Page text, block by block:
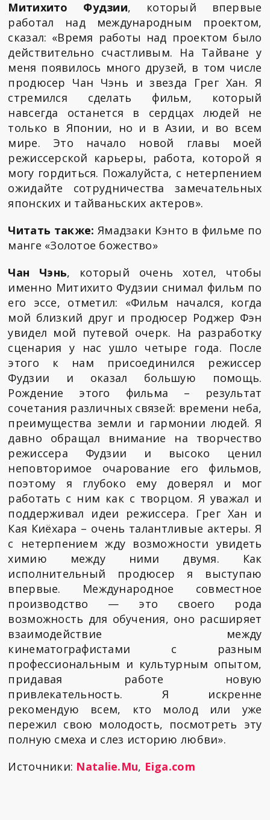
Митихито Фудзии, который впервые
работал над международным проектом,
сказал: «Время работы над проектом было
действительно счастливым. На Тайване у
меня появилось много друзей, в том числе
продюсер Чан Чэнь и звезда Грег Хан. Я
стремился сделать фильм, который
навсегда останется в сердцах людей не
только в Японии, но и в Азии, и во всем
мире. Это начало новой главы моей
режиссерской карьеры, работа, которой я
могу гордиться. Пожалуйста, с нетерпением
ожидайте сотрудничества замечательных
японских и тайваньских актеров».
Читать также: Ямадзаки Кэнто в фильме по
манге «Золотое божество»
Чан Чэнь, который очень хотел, чтобы
именно Митихито Фудзии снимал фильм по
его эссе, отметил: «Фильм начался, когда
мой близкий друг и продюсер Роджер Фэн
увидел мой путевой очерк. На разработку
сценария у нас ушло четыре года. После
этого к нам присоединился режиссер
Фудзии и оказал большую помощь.
Рождение этого фильма – результат
сочетания различных связей: времени неба,
преимущества земли и гармонии людей. Я
давно обращал внимание на творчество
режиссера Фудзии и высоко ценил
неповторимое очарование его фильмов,
поэтому я глубоко ему доверял и мог
работать с ним как с творцом. Я уважал и
поддерживал идеи режиссера. Грег Хан и
Кая Киёхара – очень талантливые актеры. Я
с нетерпением жду возможности увидеть
химию между ними двумя. Как
исполнительный продюсер я выступаю
впервые. Международное совместное
производство — это своего рода
возможность для обучения, оно расширяет
взаимодействие между
кинематографистами с разным
профессиональным и культурным опытом,
придавая работе новую
привлекательность. Я искренне
рекомендую всем, кто молод или уже
пережил свою молодость, посмотреть эту
полную смеха и слез историю любви».
Источники: Natalie.Mu, Eiga.com